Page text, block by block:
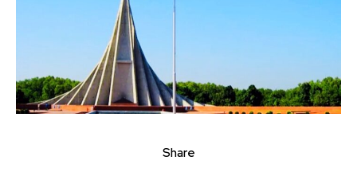
Share